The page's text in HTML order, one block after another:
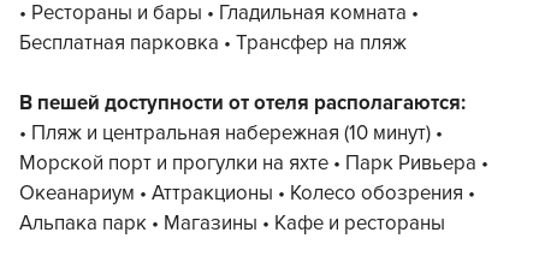
• Рестораны и бары • Гладильная комната •
Бесплатная парковка • Трансфер на пляж
В пешей доступности от отеля располагаются:
• Пляж и центральная набережная (10 минут) •
Морской порт и прогулки на яхте • Парк Ривьера •
Океанариум • Аттракционы • Колесо обозрения •
Альпака парк • Магазины • Кафе и рестораны